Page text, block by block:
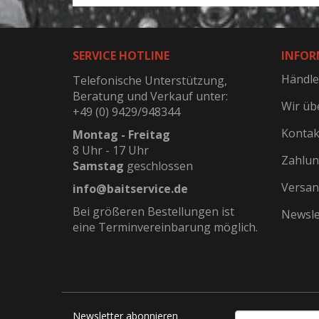
SERVICE HOTLINE
Telefonische Unterstützung,
Beratung und Verkauf unter:
+49 (0) 9429/948344
Montag - Freitag
8 Uhr - 17 Uhr
Samstag geschlossen
info@baitservice.de
Bei größeren Bestellungen ist
eine Terminvereinbarung möglich.
Wir
Newsletter abonnieren EMAIL-